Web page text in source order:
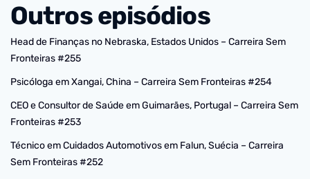
Outros episódios
Head de Finanças no Nebraska, Estados Unidos – Carreira Sem
Fronteiras #255
Psicóloga em Xangai, China – Carreira Sem Fronteiras #254
CEO e Consultor de Saúde em Guimarães, Portugal – Carreira Sem
Fronteiras #253
Técnico em Cuidados Automotivos em Falun, Suécia – Carreira
Sem Fronteiras #252